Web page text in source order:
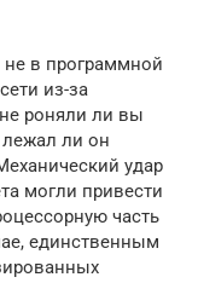
не в программной
из-за
роняли ли вы
ли он
удар
могли привести
часть
единственным